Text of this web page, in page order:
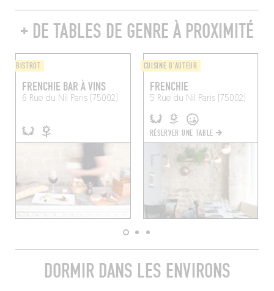
+ DE TABLES DE GENRE À PROXIMITÉ
BISTROT
FRENCHIE BAR À VINS
6 Rue du Nil Paris (75002)
CUISINE D'AUTEUR
FRENCHIE
5 Rue du Nil Paris (75002)
RÉSERVER UNE TABLE
DORMIR DANS LES ENVIRONS